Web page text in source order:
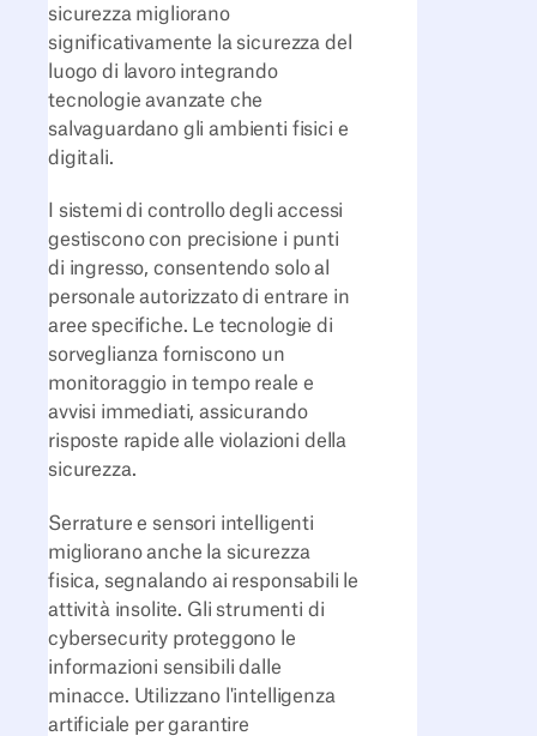
sicurezza migliorano
significativamente la sicurezza del
luogo di lavoro integrando
tecnologie avanzate che
salvaguardano gli ambienti fisici e
digitali.
I sistemi di controllo degli accessi
gestiscono con precisione i punti
di ingresso, consentendo solo al
personale autorizzato di entrare in
aree specifiche. Le tecnologie di
sorveglianza forniscono un
monitoraggio in tempo reale e
avvisi immediati, assicurando
risposte rapide alle violazioni della
sicurezza.
Serrature e sensori intelligenti
migliorano anche la sicurezza
fisica, segnalando ai responsabili le
attività insolite. Gli strumenti di
cybersecurity proteggono le
informazioni sensibili dalle
minacce. Utilizzano l'intelligenza
artificiale per garantire